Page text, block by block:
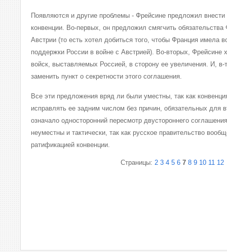
Появляются и другие проблемы - Фрейсине предложил внести
конвенции. Во-первых, он предложил смягчить
Австрии (то есть хотел добиться того, чтобы Франция имела
поддержки России в войне с Австрией). Во-вторых, Фрейсине
войск, выставляемых Россией, в сторону ее увеличения. И, в-
заменить пункт о секретности этого соглашения.
Все эти предложения вряд ли были уместны, так как
исправлять ее задним числом без причин, обязательных для
означало односторонний пересмотр двустороннего
неуместны и тактически, так как русское правительство
ратификацией конвенции.
Страницы: 2 3 4 5 6 7 8 9 10 11 12